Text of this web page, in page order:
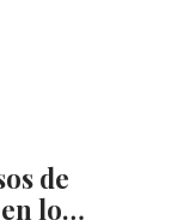
de
en lo…